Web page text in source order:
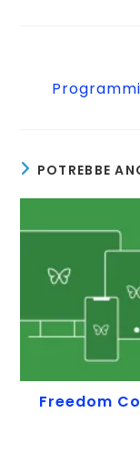
POTREBBE
Freedom